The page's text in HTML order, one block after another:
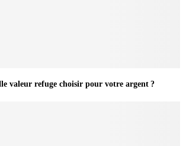
valeur refuge choisir pour votre argent ?